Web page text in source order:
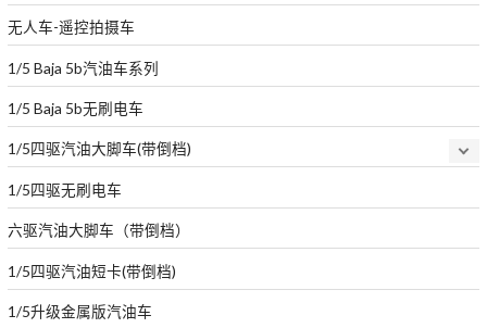
无人车-遥控拍摄车
1/5 Baja 5b汽油车系列
1/5 Baja 5b无刷电车
1/5四驱汽油大脚车(带倒档)
1/5四驱无刷电车
六驱汽油大脚车（带倒档）
1/5四驱汽油短卡(带倒档)
1/5升级金属版汽油车